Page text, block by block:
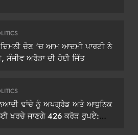
ਚੋਣ ‘ਚ ਆਮ ਆਦਮੀ ਪਾਰਟੀ ਨੇ
ਸੰਜੀਵ ਅਰੋੜਾ ਦੀ ਹੋਈ ਜਿੱਤ
ਢਾਂਚੇ ਨੂੰ ਅਪਗ੍ਰੇਡ ਅਤੇ ਆਧੁਨਿਕ
ਖਰਚੇ ਜਾਣਗੇ 426 ਕਰੋੜ ਰੁਪਏ: